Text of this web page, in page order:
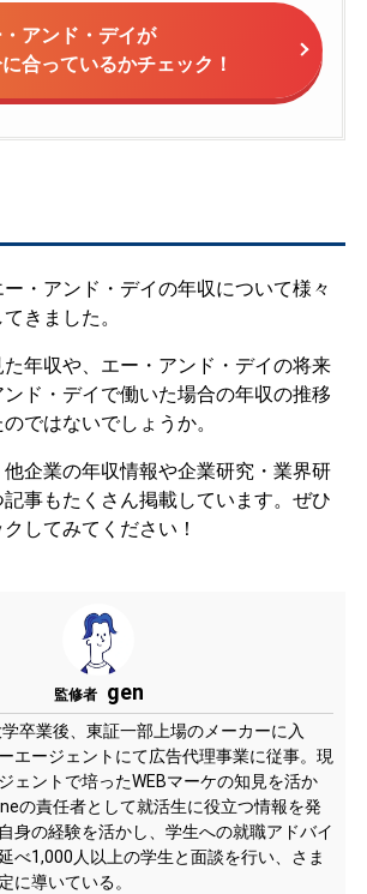
アンド・デイが
合っているかチェック！
・アンド・デイの年収について様々
きました。
年収や、エー・アンド・デイの将来
ド・デイで働いた場合の年収の推移
ではないでしょうか。
企業の年収情報や企業研究・業界研
事もたくさん掲載しています。ぜひ
してみてください！
監修者 gen
卒業後、東証一部上場のメーカーに入
エージェントにて広告代理事業に従事。現
ェントで培ったWEBマーケの知見を活か
の責任者として就活生に役立つ情報を発
身の経験を活かし、学生への就職アドバイ
べ1,000人以上の学生と面談を行い、さま
に導いている。